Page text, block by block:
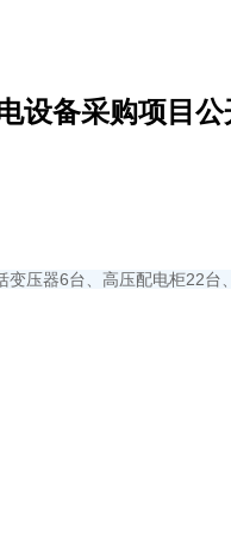
设备采购项目
压器6台、高压配电柜22